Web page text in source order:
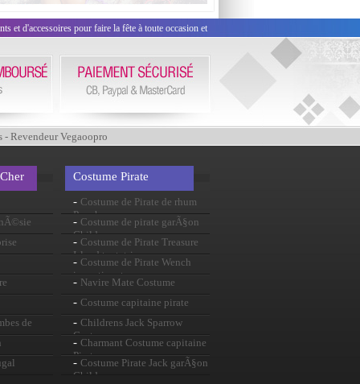
et d'accessoires pour faire la fête à toute occasion et
Revendeur Vegaoopro
de
Costume Pirate
- Costume de Pirate de rhum
Punch
- Costume de pirate garÃ§on
Childrens
- Costume de Pirate Treasure
Island tentatrice
- Costume de Pirate Wench
impertinente
- Navire Mate Costume
- Costume capitaine pirate
- Childrens Jack Sparrow
Costume
- Charmant Costume capitaine
Pirate
- Costume Pirate Jack garÃ§on
Childrens